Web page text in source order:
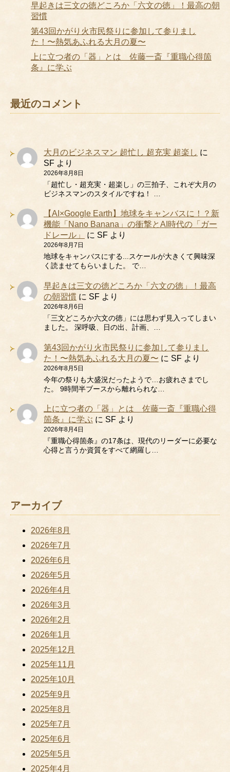
早起きは三文の徳どころか「六文の徳」！最高の朝
習慣
第43回かがり火市民祭りに参加して参りまし
た！〜熱気あふれる大月の夏〜
上に立つ者の「器」とは 佐藤一斎『重職心得箇
条』に学ぶ
最近のコメント
大月のビジネスマン 超忙し 超充実 超楽し に
SF より
2026年8月8日
「超忙し・超充実・超楽し」の三拍子、これぞ大月の
ビジネスマンのスタイルですね！ …
【AI×Google Earth】地球をキャンバスに！？新
機能「Nano Banana」の衝撃とAI時代の「ガー
ドレール」
に SF より
2026年8月7日
地球をキャンバスにする...スケールが大きくて興味深
く読ませてもらいました。 で…
早起きは三文の徳どころか「六文の徳」！最高
の朝習慣 に SF より
2026年8月6日
「三文どころか六文の徳」には思わず見入ってしまい
ました。 深呼吸、日の出、計画、…
第43回かがり火市民祭りに参加して参りまし
た！〜熱気あふれる大月の夏〜 に SF より
2026年8月5日
今年の祭りも大盛況だったようで…お疲れさまでし
た。 9時間半ブースから離れられな…
上に立つ者の「器」とは 佐藤一斎『重職心得
箇条』に学ぶ に SF より
2026年8月4日
『重職心得箇条』の17条は、現代のリーダーに必要な
心得と言うか資質をすべて網羅し…
アーカイブ
2026年8月
2026年7月
2026年6月
2026年5月
2026年4月
2026年3月
2026年2月
2026年1月
2025年12月
2025年11月
2025年10月
2025年9月
2025年8月
2025年7月
2025年6月
2025年5月
2025年4月